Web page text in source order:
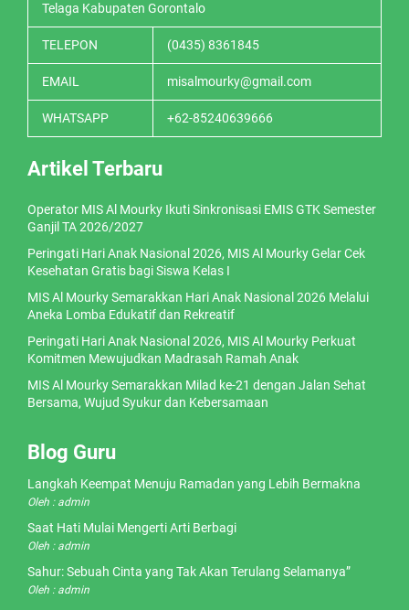
Telaga Kabupaten Gorontalo
TELEPON (0435) 8361845
EMAIL misalmourky@gmail.com
WHATSAPP +62-85240639666
Artikel Terbaru
Operator MIS Al Mourky Ikuti Sinkronisasi EMIS GTK Semester
Ganjil TA 2026/2027
Peringati Hari Anak Nasional 2026, MIS Al Mourky Gelar Cek
Kesehatan Gratis bagi Siswa Kelas I
MIS Al Mourky Semarakkan Hari Anak Nasional 2026 Melalui
Aneka Lomba Edukatif dan Rekreatif
Peringati Hari Anak Nasional 2026, MIS Al Mourky Perkuat
Komitmen Mewujudkan Madrasah Ramah Anak
MIS Al Mourky Semarakkan Milad ke-21 dengan Jalan Sehat
Bersama, Wujud Syukur dan Kebersamaan
Blog Guru
Langkah Keempat Menuju Ramadan yang Lebih Bermakna
Oleh : admin
Saat Hati Mulai Mengerti Arti Berbagi
Oleh : admin
Sahur: Sebuah Cinta yang Tak Akan Terulang Selamanya”
Oleh : admin